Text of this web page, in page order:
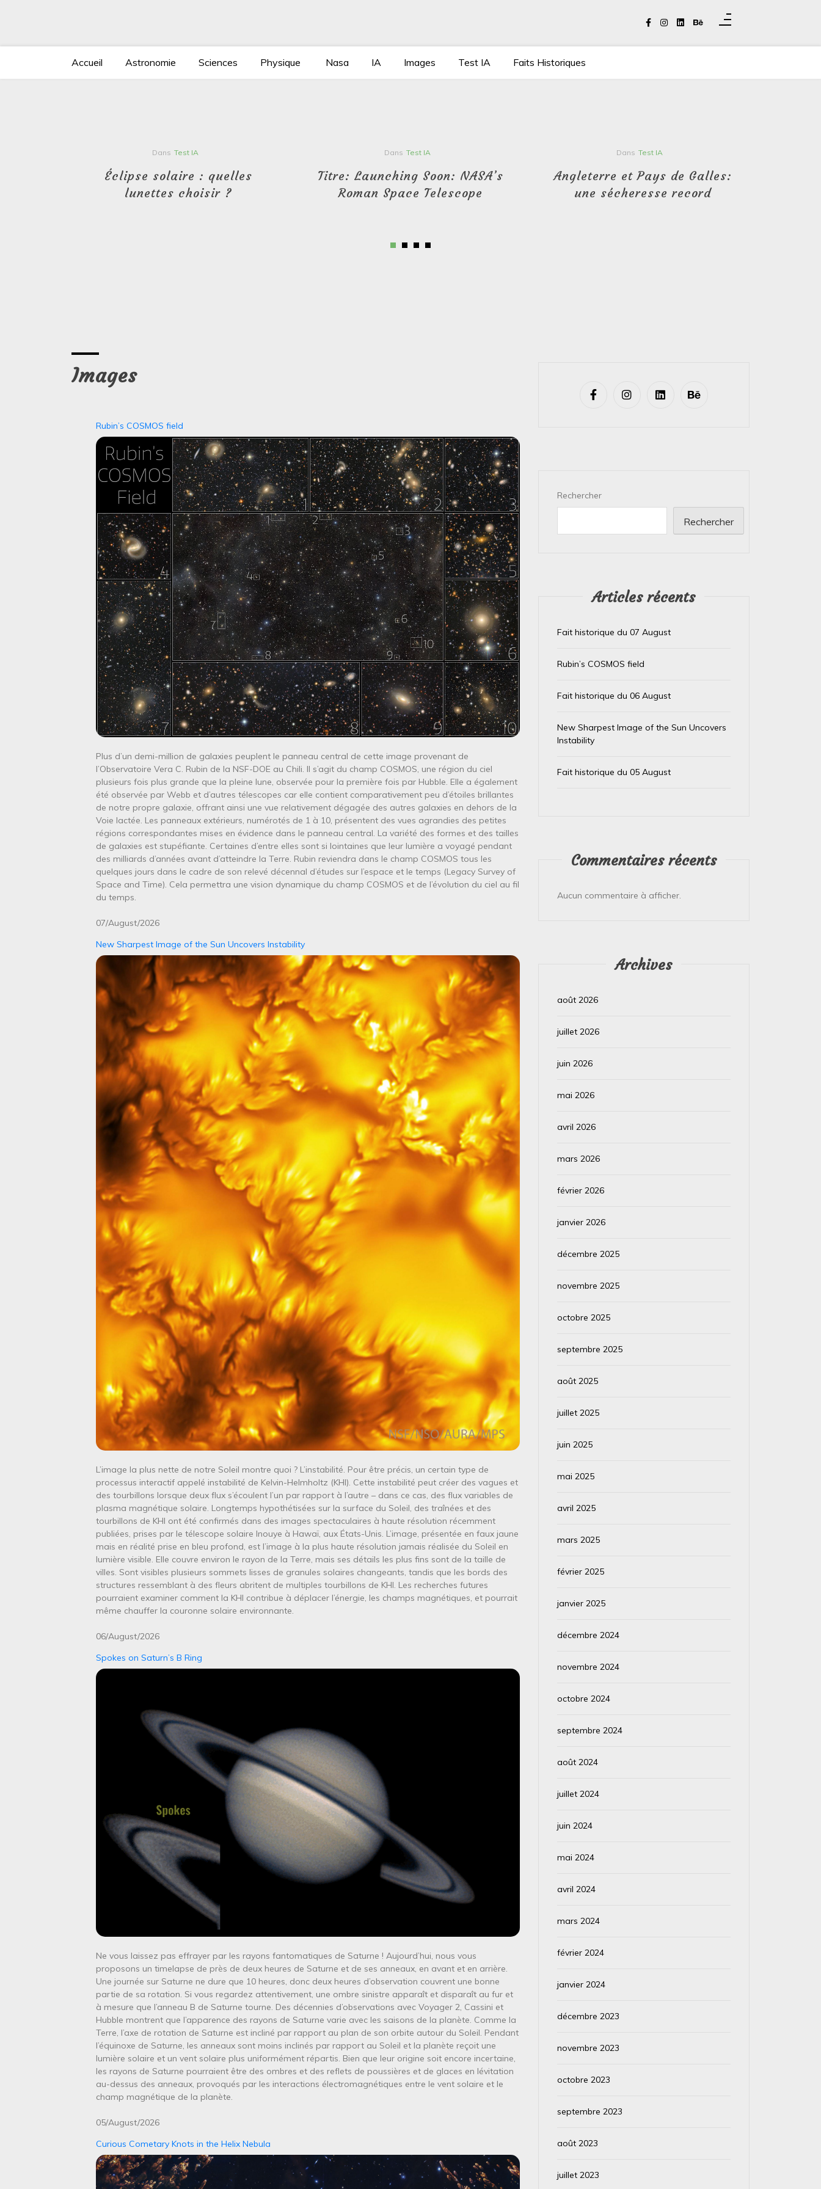
Accueil Astronomie Sciences Physique Nasa IA Images Test IA Faits Historiques
Dans Test IA
Éclipse solaire : quelles
lunettes choisir ?
Dans Test IA
Titre: Launching Soon: NASA’s
Roman Space Telescope
Dans Test IA
Angleterre et Pays de Galles:
une sécheresse record
Images
Rubin’s COSMOS field
Plus d’un demi-million de galaxies peuplent le panneau central de cette image provenant de
l’Observatoire Vera C. Rubin de la NSF-DOE au Chili. Il s’agit du champ COSMOS, une région du ciel
plusieurs fois plus grande que la pleine lune, observée pour la première fois par Hubble. Elle a également
été observée par Webb et d’autres télescopes car elle contient comparativement peu d’étoiles brillantes
de notre propre galaxie, offrant ainsi une vue relativement dégagée des autres galaxies en dehors de la
Voie lactée. Les panneaux extérieurs, numérotés de 1 à 10, présentent des vues agrandies des petites
régions correspondantes mises en évidence dans le panneau central. La variété des formes et des tailles
de galaxies est stupéfiante. Certaines d’entre elles sont si lointaines que leur lumière a voyagé pendant
des milliards d’années avant d’atteindre la Terre. Rubin reviendra dans le champ COSMOS tous les
quelques jours dans le cadre de son relevé décennal d’études sur l’espace et le temps (Legacy Survey of
Space and Time). Cela permettra une vision dynamique du champ COSMOS et de l’évolution du ciel au fil
du temps.
07/August/2026
New Sharpest Image of the Sun Uncovers Instability
L’image la plus nette de notre Soleil montre quoi ? L’instabilité. Pour être précis, un certain type de
processus interactif appelé instabilité de Kelvin-Helmholtz (KHI). Cette instabilité peut créer des vagues et
des tourbillons lorsque deux flux s’écoulent l’un par rapport à l’autre – dans ce cas, des flux variables de
plasma magnétique solaire. Longtemps hypothétisées sur la surface du Soleil, des traînées et des
tourbillons de KHI ont été confirmés dans des images spectaculaires à haute résolution récemment
publiées, prises par le télescope solaire Inouye à Hawaï, aux États-Unis. L’image, présentée en faux jaune
mais en réalité prise en bleu profond, est l’image à la plus haute résolution jamais réalisée du Soleil en
lumière visible. Elle couvre environ le rayon de la Terre, mais ses détails les plus fins sont de la taille de
villes. Sont visibles plusieurs sommets lisses de granules solaires changeants, tandis que les bords des
structures ressemblant à des fleurs abritent de multiples tourbillons de KHI. Les recherches futures
pourraient examiner comment la KHI contribue à déplacer l’énergie, les champs magnétiques, et pourrait
même chauffer la couronne solaire environnante.
06/August/2026
Spokes on Saturn’s B Ring
Ne vous laissez pas effrayer par les rayons fantomatiques de Saturne ! Aujourd’hui, nous vous
proposons un timelapse de près de deux heures de Saturne et de ses anneaux, en avant et en arrière.
Une journée sur Saturne ne dure que 10 heures, donc deux heures d’observation couvrent une bonne
partie de sa rotation. Si vous regardez attentivement, une ombre sinistre apparaît et disparaît au fur et
à mesure que l’anneau B de Saturne tourne. Des décennies d’observations avec Voyager 2, Cassini et
Hubble montrent que l’apparence des rayons de Saturne varie avec les saisons de la planète. Comme la
Terre, l’axe de rotation de Saturne est incliné par rapport au plan de son orbite autour du Soleil. Pendant
l’équinoxe de Saturne, les anneaux sont moins inclinés par rapport au Soleil et la planète reçoit une
lumière solaire et un vent solaire plus uniformément répartis. Bien que leur origine soit encore incertaine,
les rayons de Saturne pourraient être des ombres et des reflets de poussières et de glaces en lévitation
au-dessus des anneaux, provoqués par les interactions électromagnétiques entre le vent solaire et le
champ magnétique de la planète.
05/August/2026
Curious Cometary Knots in the Helix Nebula
Rechercher
Rechercher
Articles récents
Fait historique du 07 August
Rubin’s COSMOS field
Fait historique du 06 August
New Sharpest Image of the Sun Uncovers
Instability
Fait historique du 05 August
Commentaires récents
Aucun commentaire à afficher.
Archives
août 2026
juillet 2026
juin 2026
mai 2026
avril 2026
mars 2026
février 2026
janvier 2026
décembre 2025
novembre 2025
octobre 2025
septembre 2025
août 2025
juillet 2025
juin 2025
mai 2025
avril 2025
mars 2025
février 2025
janvier 2025
décembre 2024
novembre 2024
octobre 2024
septembre 2024
août 2024
juillet 2024
juin 2024
mai 2024
avril 2024
mars 2024
février 2024
janvier 2024
décembre 2023
novembre 2023
octobre 2023
septembre 2023
août 2023
juillet 2023